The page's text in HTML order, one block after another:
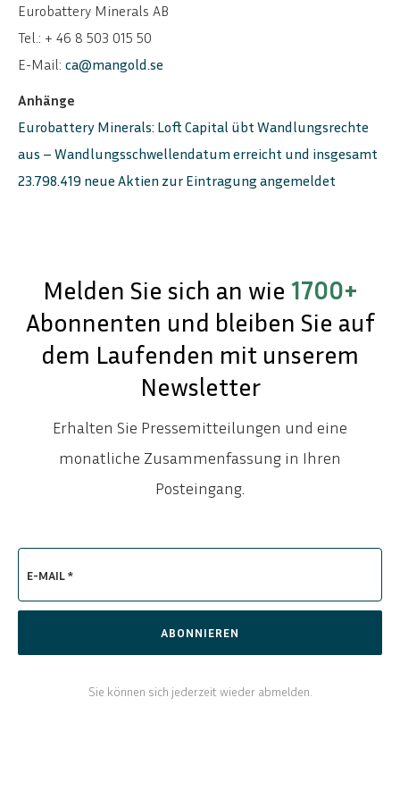
ENGLISH SVENSKA
Eurobattery Minerals AB
Tel.: + 46 8 503 015 50
E-Mail: ca@mangold.se
Anhänge
Eurobattery Minerals: Loft Capital übt Wandlungsrechte
aus – Wandlungsschwellendatum erreicht und insgesamt
23.798.419 neue Aktien zur Eintragung angemeldet
Melden Sie sich an wie 1700+
Abonnenten und bleiben Sie auf
dem Laufenden mit unserem
Newsletter
Erhalten Sie Pressemitteilungen und eine
monatliche Zusammenfassung in Ihren
Posteingang.
E-MAIL *
ABONNIEREN
Sie können sich jederzeit wieder abmelden.